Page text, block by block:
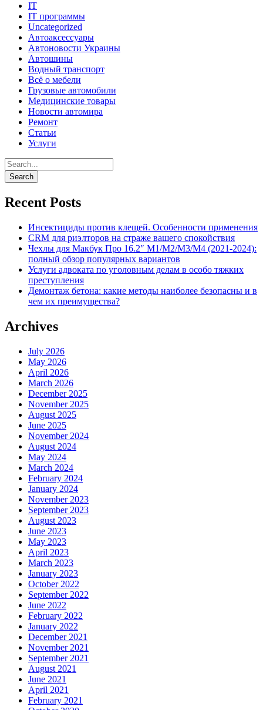
IT
IT программы
Uncategorized
Автоаксессуары
Автоновости Украины
Автошины
Водный транспорт
Всё о мебели
Грузовые автомобили
Медицинские товары
Новости автомира
Ремонт
Статьи
Услуги
Recent Posts
Инсектициды против клещей. Особенности применения
CRM для риэлторов на страже вашего спокойствия
Чехлы для Макбук Про 16.2″ M1/M2/M3/M4 (2021-2024):
полный обзор популярных вариантов
Услуги адвоката по уголовным делам в особо тяжких
преступления
Демонтаж бетона: какие методы наиболее безопасны и в
чем их преимущества?
Archives
July 2026
May 2026
April 2026
March 2026
December 2025
November 2025
August 2025
June 2025
November 2024
August 2024
May 2024
March 2024
February 2024
January 2024
November 2023
September 2023
August 2023
June 2023
May 2023
April 2023
March 2023
January 2023
October 2022
September 2022
June 2022
February 2022
January 2022
December 2021
November 2021
September 2021
August 2021
June 2021
April 2021
February 2021